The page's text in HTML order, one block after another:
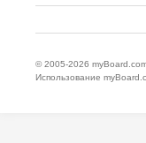
© 2005-2026
Использование